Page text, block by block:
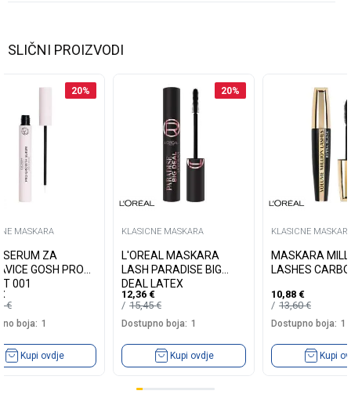
SLIČNI PROIZVODI
20%
MASKARA
SERUM ZA
GOSH PRO
001
€
€
boja: 1
Kupi ovdje
20%
KLASICNE MASKARA
L'OREAL MASKARA
LASH PARADISE BIG
DEAL LATEX
12,36 €
15,45€
Dostupno boja: 1
Kupi ovdje
KLASICNE
MASKARA
LASHES
10,88 €
13,60€
Dostupno boja: 1
Kupi